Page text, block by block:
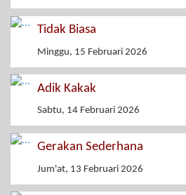
Tidak Biasa
Minggu, 15 Februari 2026
Adik Kakak
Sabtu, 14 Februari 2026
Gerakan Sederhana
Jum'at, 13 Februari 2026